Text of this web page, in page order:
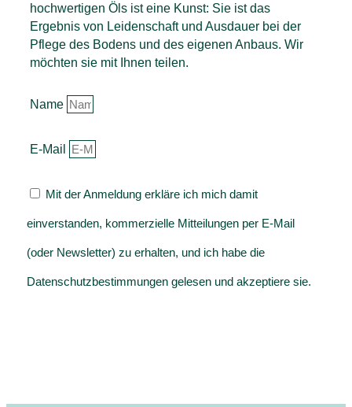
hochwertigen Öls ist eine Kunst: Sie ist das
Ergebnis von Leidenschaft und Ausdauer bei der
Pflege des Bodens und des eigenen Anbaus. Wir
möchten sie mit Ihnen teilen.
Name
E-Mail
Mit der Anmeldung erkläre ich mich damit
einverstanden, kommerzielle Mitteilungen per E-Mail
(oder Newsletter) zu erhalten, und ich habe die
Datenschutzbestimmungen gelesen und akzeptiere sie.